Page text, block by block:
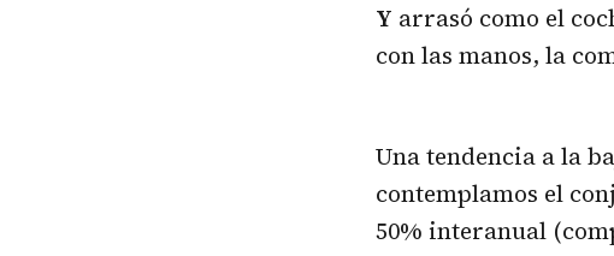
Y arrasó como el
con las manos, la
Una tendencia a la
contemplamos el
50% interanual